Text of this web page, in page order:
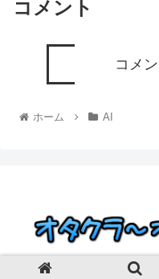
コメント
コメ
ホーム AI
© 2023 オタ